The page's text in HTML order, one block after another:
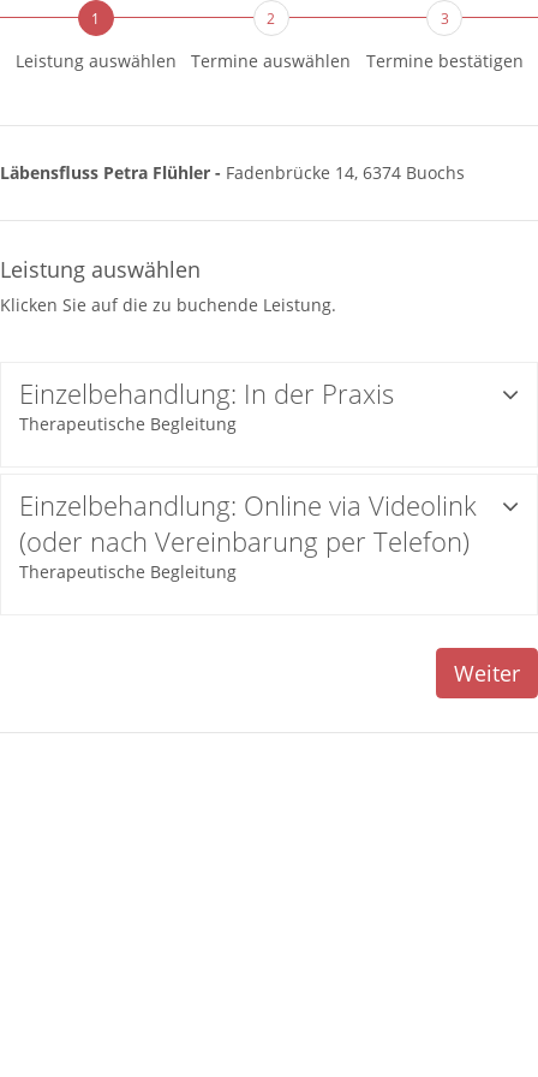
1
Leistung auswählen
2
Termine auswählen
3
Termine bestätigen
Läbensfluss Petra Flühler - Fadenbrücke 14, 6374 Buochs
Leistung auswählen
Klicken Sie auf die zu buchende Leistung.
Einzelbehandlung: In der Praxis
Therapeutische Begleitung
Einzelbehandlung: Online via Videolink
(oder nach Vereinbarung per Telefon)
Therapeutische Begleitung
Weiter